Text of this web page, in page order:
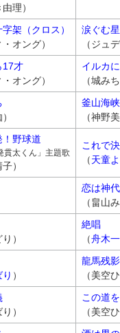
理）
架（クロス）
・オング）
涙ぐむ
（ジュ
17才
・オング）
イルカ
（城み
釜山海峡
（神野
野球道
貫太くん」主題歌
）
これで
（天童
恋は神
（畠山
）
絶唱
（舟木
）
龍馬残影
（美空
）
この道
（美空